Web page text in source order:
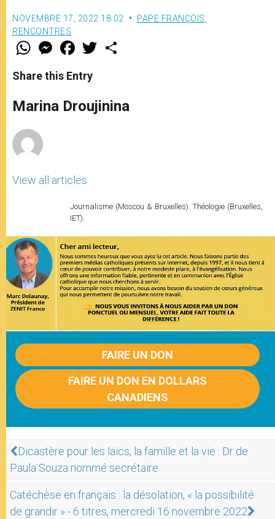
NOVEMBRE 17, 2022 18:02 PAPE FRANÇOIS,
RENCONTRES
W
t
s
p
p
M
e
s
e
g
e
F
a
e
b
o
k
w
r
Share this Entry
Marina Droujinina
View all articles
Journalisme (Moscou & Bruxelles). Théologie (Bruxelles,
IET).
FAIRE UN DON
FAIRE UN DON EN DOLLARS
CANADIENS
Dicastère pour les laïcs, la famille et la vie : Dr de
Paula Souza nommé secrétaire
Catéchèse en français : la désolation, « la possibilité
de grandir » - 6 titres, mercredi 16 novembre 2022